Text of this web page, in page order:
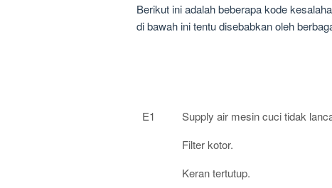
Berikut ini adalah beberapa kode
di bawah ini tentu disebabkan oleh
E1 Supply air mesin cuci tidak
Filter kotor.
Keran tertutup.